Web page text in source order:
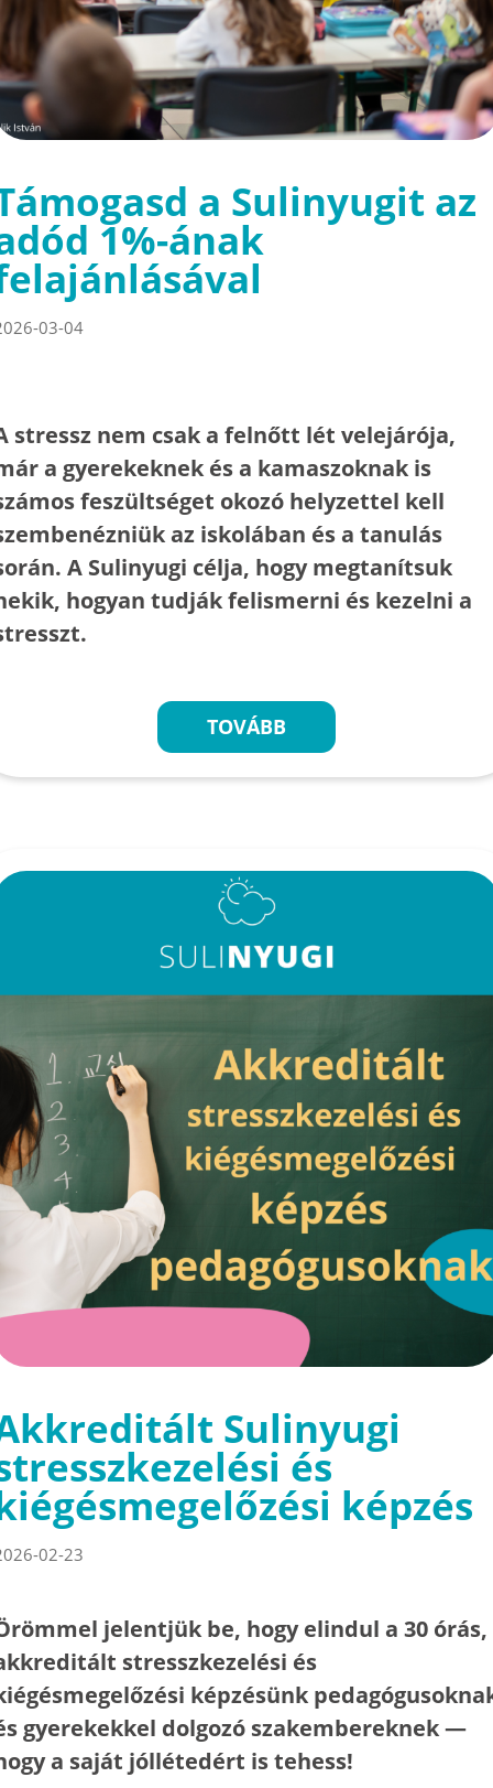
a Sulinyugit az
1%-ának
03-04
stressz nem csak a felnőtt lét velejárója,
a gyerekeknek és a kamaszoknak is
feszültséget okozó helyzettel kell
az iskolában és a tanulás
A Sulinyugi célja, hogy megtanítsuk
hogyan tudják felismerni és kezelni a
TOVÁBB
Sulinyugi
és
képzés
02-23
jelentjük be, hogy elindul a 30 órás,
stresszkezelési és
képzésünk
gyerekekkel dolgozó szakembereknek —
a saját jóllétedért is tehess!